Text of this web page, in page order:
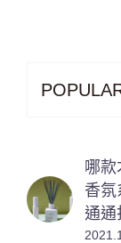
哪款
香氛
通通